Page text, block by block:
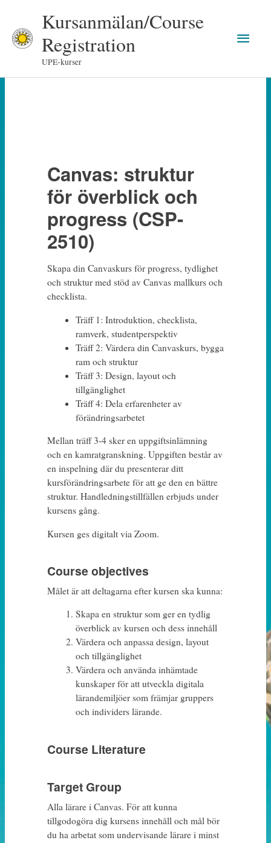
content
Kursanmälan/Course
Registration
UPE-kurser
Main
Canvas: struktur
för överblick och
progress (CSP-
2510)
Skapa din Canvaskurs för progress, tydlighet
och struktur med stöd av Canvas mallkurs och
checklista.
Träff 1: Introduktion, checklista,
ramverk, studentperspektiv
Träff 2: Värdera din Canvaskurs, bygga
ram och struktur
Träff 3: Design, layout och
tillgänglighet
Träff 4: Dela erfarenheter av
förändringsarbetet
Mellan träff 3-4 sker en uppgiftsinlämning
och en kamratgranskning. Uppgiften består av
en inspelning där du presenterar ditt
kursförändringsarbete för att ge den en bättre
struktur. Handledningstillfällen erbjuds under
kursens gång.
Kursen ges digitalt via Zoom.
Course objectives
Målet är att deltagarna efter kursen ska kunna:
Skapa en struktur som ger en tydlig
överblick av kursen och dess innehåll
Värdera och anpassa design, layout
och tillgänglighet
Värdera och använda inhämtade
kunskaper för att utveckla digitala
lärandemiljöer som främjar gruppers
och individers lärande.
Course Literature
Target Group
Alla lärare i Canvas. För att kunna
tillgodogöra dig kursens innehåll och mål bör
du ha arbetat som undervisande lärare i minst